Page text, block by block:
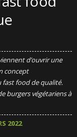
d’ouvrir une
concept
fast food de qualité.
burgers végétariens à
2022